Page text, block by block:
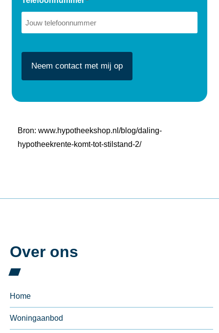
Bron: www.hypotheekshop.nl/blog/daling-
hypotheekrente-komt-tot-stilstand-2/
Over ons
Home
Woningaanbod